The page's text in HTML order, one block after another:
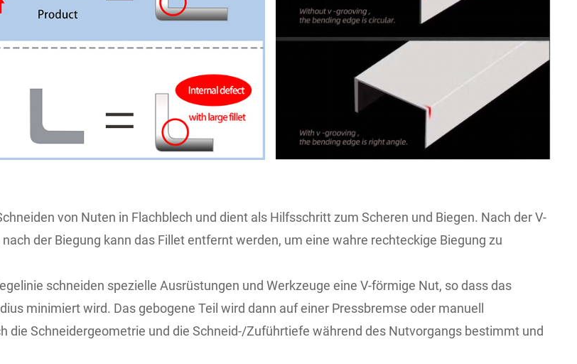
von Nuten in Flachblech und dient als Hilfsschritt zum Scheren und Biegen. Nach der V-
der Biegung kann das Fillet entfernt werden, um eine wahre rechteckige Biegung zu
schneiden spezielle Ausrüstungen und Werkzeuge eine V-förmige Nut, so dass das
minimiert wird. Das gebogene Teil wird dann auf einer Pressbremse oder manuell
die Schneidergeometrie und die Schneid-/Zuführtiefe während des Nutvorgangs bestimmt und